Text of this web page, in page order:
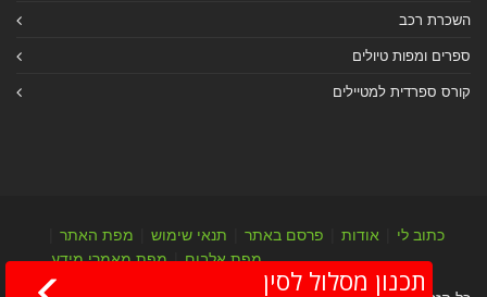
השכרת רכב
ספרים ומפות טיולים
קורס ספרדית למטיילים
כתוב לי אודות פרסם באתר תנאי שימוש מפת האתר
מפת אלבום|מפת מאמרי מידע
תכנון מסלול לסין